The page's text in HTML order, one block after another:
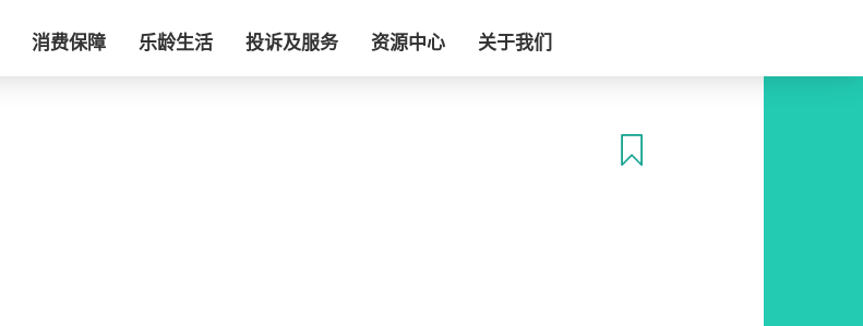
消费保障 乐龄生活 投诉及服务 资源中心 关于我们